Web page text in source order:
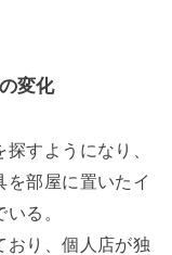
変化
すようになり、
を部屋に置いたイ
る。
おり、個人店が独